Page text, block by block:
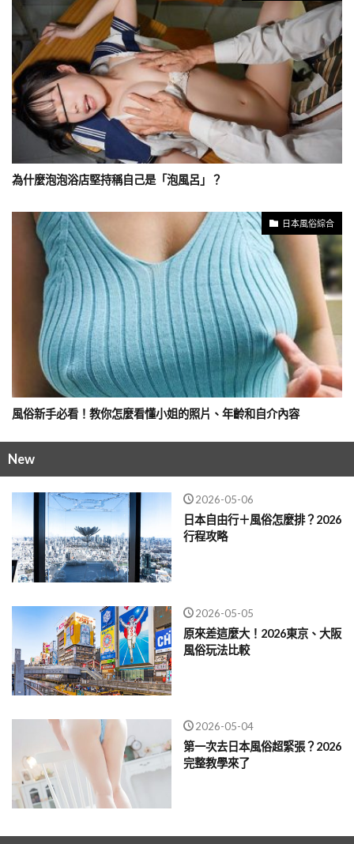
為什麼泡泡浴店堅持稱自己是「泡風呂」？
日本風俗綜合
風俗新手必看！教你怎麼看懂小姐的照片、年齡和自介內容
New
2026-05-06
日本自由行＋風俗怎麼排？2026
行程攻略
2026-05-05
原來差這麼大！2026東京、大阪
風俗玩法比較
2026-05-04
第一次去日本風俗超緊張？2026
完整教學來了